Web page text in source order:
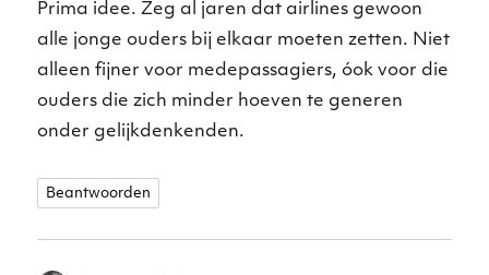
Prima idee. Zeg al jaren dat airlines gewoon
alle jonge ouders bij elkaar moeten zetten. Niet
alleen fijner voor medepassagiers, óok voor die
ouders die zich minder hoeven te generen
onder gelijkdenkenden.
Beantwoorden